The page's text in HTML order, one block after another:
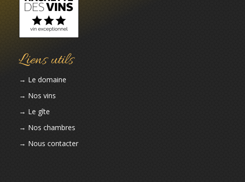
Liens utils
→ Le domaine
→ Nos vins
→ Le gîte
→ Nos chambres
→ Nous contacter